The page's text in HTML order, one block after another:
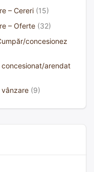
– Cereri (15)
– Oferte (32)
concesionez
arendat
(9)